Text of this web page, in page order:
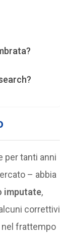
per tanti anni
– abbia
imputate,
correttivi
frattempo